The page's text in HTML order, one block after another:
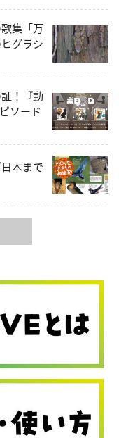
集「万
グラシ
！『動
ソード
本まで